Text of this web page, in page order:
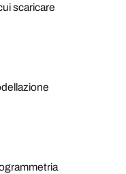
scaricare